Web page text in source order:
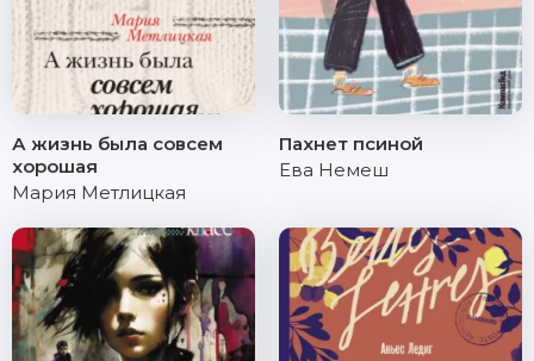
А жизнь была совсем
хорошая
Мария Метлицкая
Пахнет псиной
Ева Немеш